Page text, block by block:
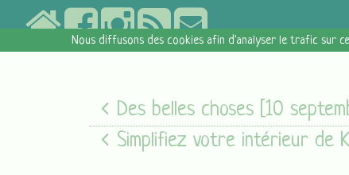
Nous diffusons des cookies afin d'analyser le trafic sur
Des belles choses [10 septembre
Simplifiez votre intérieur de Karen